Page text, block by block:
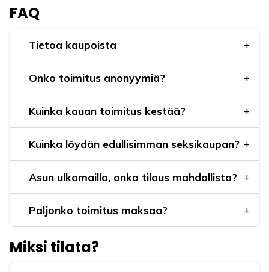
FAQ
Tietoa kaupoista
Onko toimitus anonyymiä?
Kuinka kauan toimitus kestää?
Kuinka löydän edullisimman seksikaupan?
Asun ulkomailla, onko tilaus mahdollista?
Paljonko toimitus maksaa?
Miksi tilata?